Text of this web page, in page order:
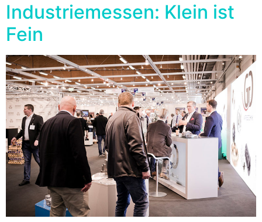
Industriemessen: Klein ist
Fein